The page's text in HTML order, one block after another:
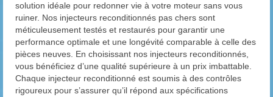
solution idéale pour redonner vie à votre moteur sans vous
ruiner. Nos injecteurs reconditionnés pas chers sont
méticuleusement testés et restaurés pour garantir une
performance optimale et une longévité comparable à celle des
pièces neuves. En choisissant nos injecteurs reconditionnés,
vous bénéficiez d’une qualité supérieure à un prix imbattable.
Chaque injecteur reconditionné est soumis à des contrôles
rigoureux pour s’assurer qu’il répond aux spécifications